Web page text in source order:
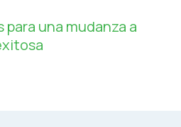
para una mudanza a